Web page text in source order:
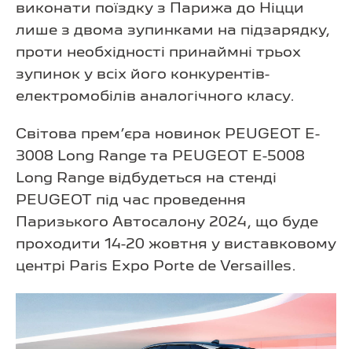
виконати поїздку з Парижа до Ніцци
лише з двома зупинками на підзарядку,
проти необхідності принаймні трьох
зупинок у всіх його конкурентів-
електромобілів аналогічного класу.
Світова прем’єра новинок PEUGEOT E-
3008 Long Range та PEUGEOT E-5008
Long Range відбудеться на стенді
PEUGEOT під час проведення
Паризького Автосалону 2024, що буде
проходити 14-20 жовтня у виставковому
центрі Paris Expo Porte de Versailles.